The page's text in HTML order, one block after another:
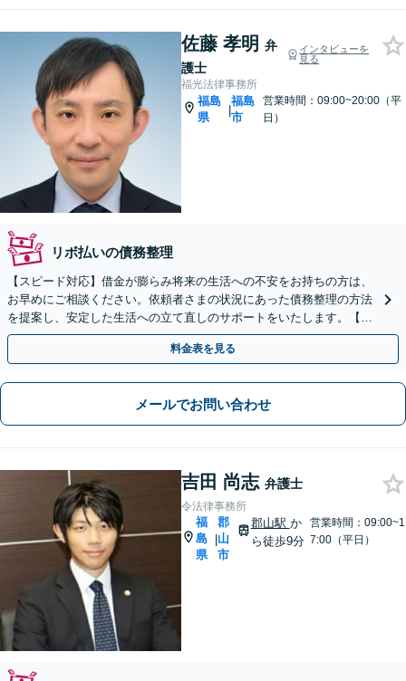
佐藤 孝明 弁
護士
インタビューを
見る
福光法律事務所
福島
県
|
福島
市
営業時間：09:00~20:00（平
日）
リボ払いの債務整理
【スピード対応】借金が膨らみ将来の生活への不安をお持ちの方は、
お早めにご相談ください。依頼者さまの状況にあった債務整理の方法
を提案し、安定した生活への立て直しのサポートをいたします。【初
回相談無料】【LINE可】
料金表を見る
メールでお問い合わせ
吉田 尚志 弁護士
令法律事務所
福
島
県
|
郡
山
市
郡山駅 か
ら徒歩9分
営業時間：09:00~1
7:00（平日）